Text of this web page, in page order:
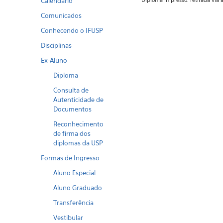
Comunicados
Conhecendo o IFUSP
Disciplinas
Ex-Aluno
Diploma
Consulta de
Autenticidade de
Documentos
Reconhecimento
de firma dos
diplomas da USP
Formas de Ingresso
Aluno Especial
Aluno Graduado
Transferência
Vestibular